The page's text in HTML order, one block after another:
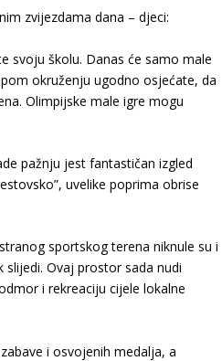
zvijezdama dana – djeci:
svoju školu. Danas će samo male
okruženju ugodno osjećate, da
Olimpijske male igre mogu
pažnju jest fantastičan izgled
uvelike poprima obrise
sportskog terena niknule su i
Ovaj prostor sada nudi
i rekreaciju cijele lokalne
i osvojenih medalja, a